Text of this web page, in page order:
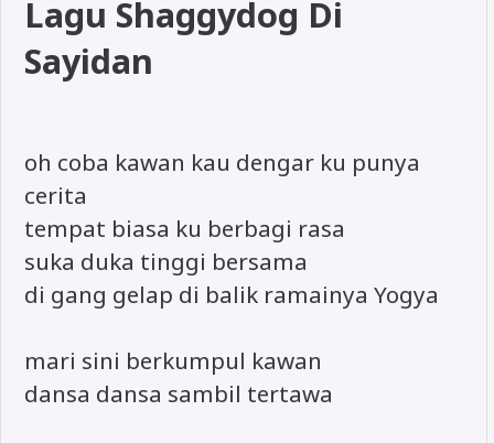
Lagu Shaggydog Di
Sayidan
oh coba kawan kau dengar ku punya
cerita
tempat biasa ku berbagi rasa
suka duka tinggi bersama
di gang gelap di balik ramainya Yogya
mari sini berkumpul kawan
dansa dansa sambil tertawa